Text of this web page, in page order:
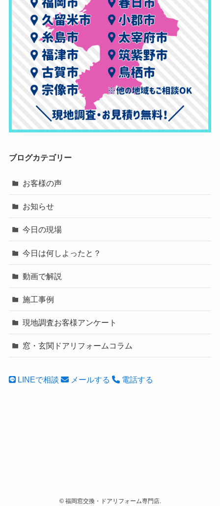
ブログカテゴリー
お客様の声
お知らせ
今日の現場
今日は何しよったと？
動画で解説
施工事例
現地調査お客様アンケート
窓・玄関ドアリフォームコラム
LINEで相談 メールする 電話する
©福岡窓交換・ドアリフォーム専門店.